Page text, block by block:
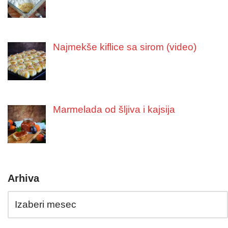
Najmekše kiflice sa sirom (video)
Marmelada od šljiva i kajsija
Arhiva